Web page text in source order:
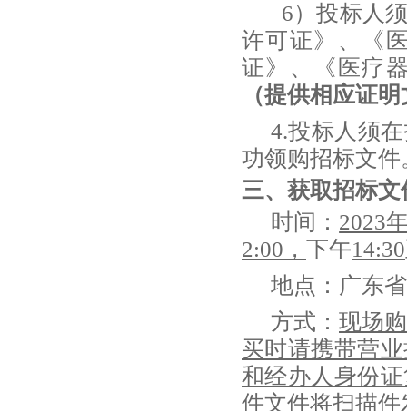
6）投标人
许可证》、《
证》、《医疗
（提供相应证
4.投标人须在
功领购招标文件
三、获取招标文
时间： 2023
2:00， 下午14:30
地点：广东
方式： 现场
买时请携带营
和经办人身份
件文件将扫描